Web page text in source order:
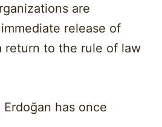
are
release of
return to the rule of law
has once